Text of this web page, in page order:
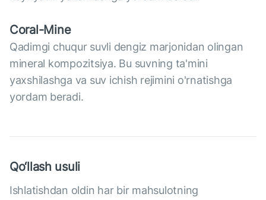
Coral-Mine
Qadimgi chuqur suvli dengiz marjonidan olingan
mineral kompozitsiya. Bu suvning ta'mini
yaxshilashga va suv ichish rejimini o'rnatishga
yordam beradi.
Qo‘llash usuli
Ishlatishdan oldin har bir mahsulotning